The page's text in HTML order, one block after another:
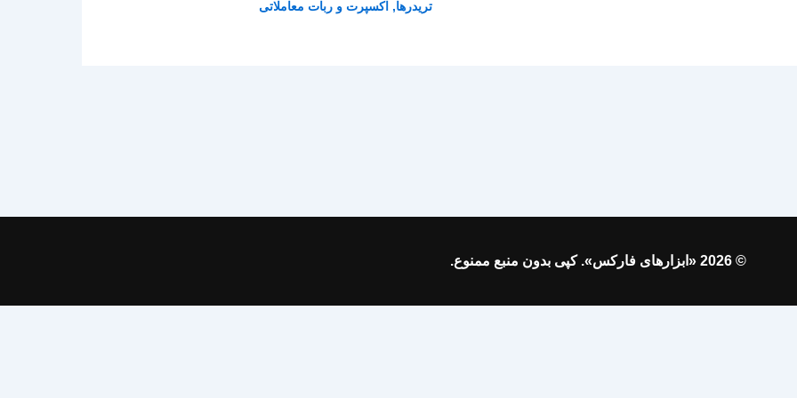
تریدرها,اکسپرت و ربات معاملاتی
© 2026 «ابزارهای فارکس». کپی بدون منبع ممنوع.